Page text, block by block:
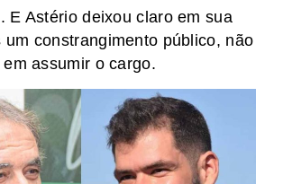
E Astério deixou claro em sua
um constrangimento público, não
assumir o cargo.